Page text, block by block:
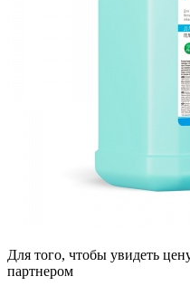
Для того, чтобы увидеть
партнером